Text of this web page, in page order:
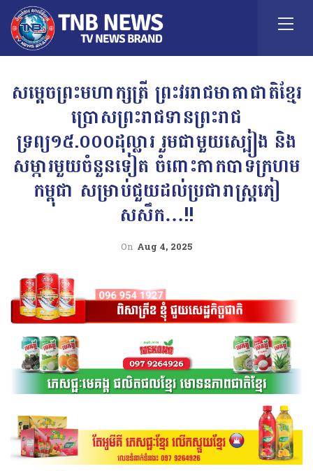
សម្តេចព្រះមហាក្សត្រី ព្រះវររាជមាតាជាតិខ្មែរ
ប្រោសព្រះរាជទានព្រះរាជ
ទ្រព្យ១៥.០០០ដុល្លារ រួមជាមួយស្បៀង និង
សម្ភារមួយចំនួនទៀត ចំពោះកាកបាទក្រហម
កម្ពុជា សម្រាប់ជួយដល់ប្រជារាស្ត្រភៀ
សសឹក…!!
On Aug 4, 2025